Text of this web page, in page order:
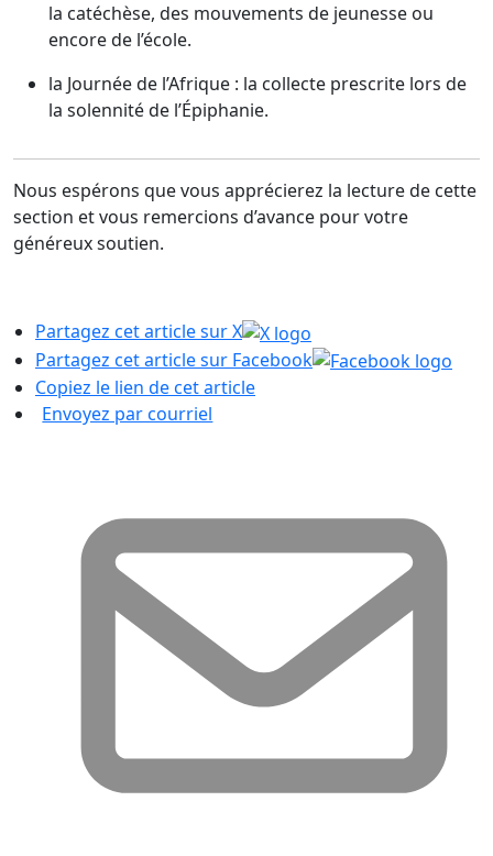
la catéchèse, des mouvements de jeunesse ou
encore de l’école.
la Journée de l’Afrique : la collecte prescrite lors de
la solennité de l’Épiphanie.
Nous espérons que vous apprécierez la lecture de cette
section et vous remercions d’avance pour votre
généreux soutien.
Partagez cet article sur X
Partagez cet article sur Facebook
Copiez le lien de cet article
Envoyez par courriel